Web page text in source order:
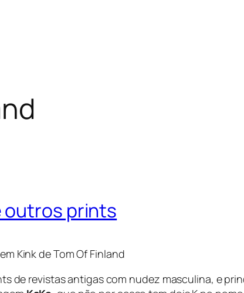
outros prints
Kink de Tom Of Finland
de revistas antigas com nudez masculina, e